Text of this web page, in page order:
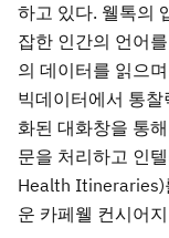
하고 있다. 웰톡의
잡한 인간의 언어
의 데이터를 읽으
빅데이터에서 통
화된 대화창을 통
문을 처리하고 인
Health Itineraries)
운 카페웰 컨시어